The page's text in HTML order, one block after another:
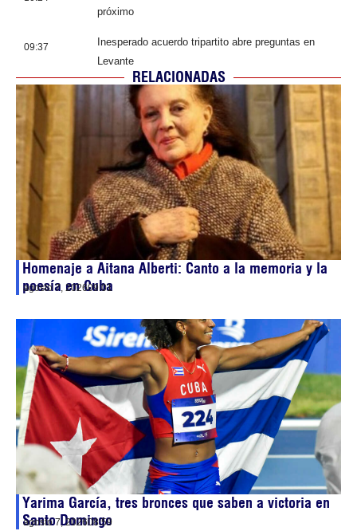
próximo
09:37
Inesperado acuerdo tripartito abre preguntas en
Levante
RELACIONADAS
Homenaje a Aitana Alberti: Canto a la memoria y la
poesía en Cuba
agosto 7, 202609:01
Yarima García, tres bronces que saben a victoria en
Santo Domingo
agosto 7, 202608:59